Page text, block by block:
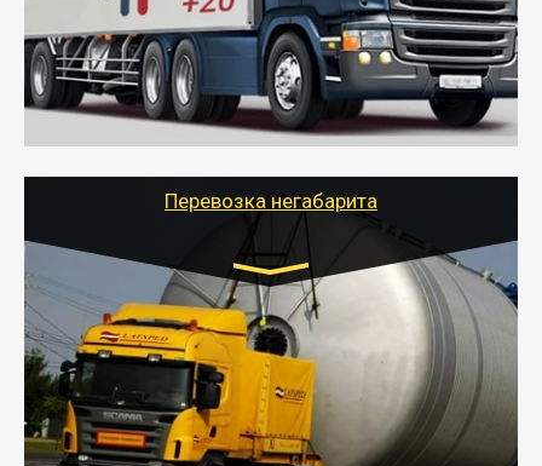
- Рефрижераторные перевозки грузов с
соблюдением температурного режима, работающим
термописцем, санитарной обработкой кузова и мед.
книжкой у водителя.
- Тайгер Логистик поможет быстро перевезти
скоропортящиеся продукты в любой город России с
Перевозка негабарита
Цена за км. Рассчитывается
индивидуально
- Перевозка техники и негабаритных грузов
осуществляется после получения разрешения на
перевозку (обычно 7-14 дней).